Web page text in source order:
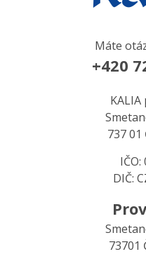
Máte
+420
KALIA
737 01
IČO:
DIČ:
73701